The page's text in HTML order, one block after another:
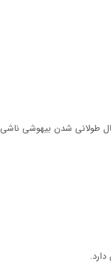
بزرگتر، احتمال طولاني شدن بيهوشي ناشي